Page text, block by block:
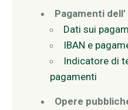
Pagamenti
Dati sui
IBAN e
Indicatore di
pagamenti
Opere